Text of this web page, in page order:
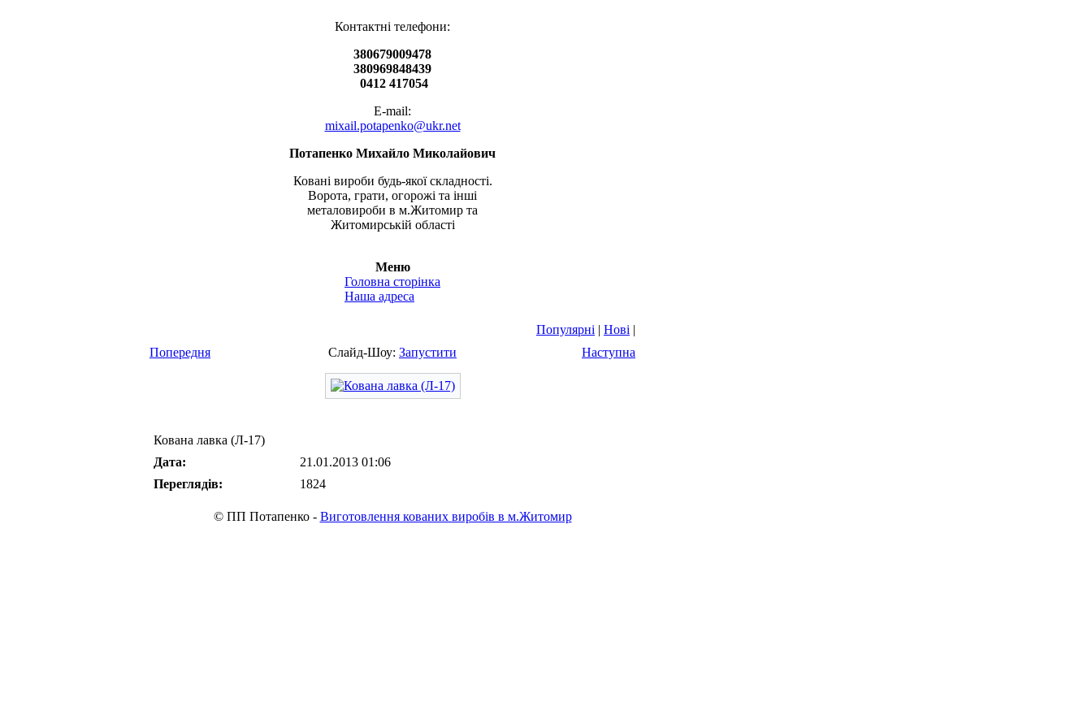
Контактні телефони:
380679009478
380969848439
0412 417054
E-mail:
mixail.potapenko@ukr.net
Потапенко Михайло Миколайович
Ковані вироби будь-якої складності.
Ворота, грати, огорожі та інші
металовироби в м.Житомир та
Житомирській області
Меню
Головна сторінка
Наша адреса
Популярні | Нові |
Попередня
Слайд-Шоу: Запустити Наступна
Кована лавка (Л-17)
Дата:
21.01.2013 01:06
Переглядів:
1824
© ПП Потапенко - Виготовлення кованих виробів в м.Житомир